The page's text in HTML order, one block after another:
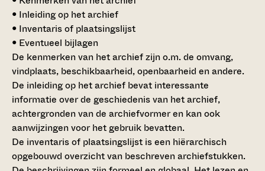
• Inleiding op het archief
• Inventaris of plaatsingslijst
• Eventueel bijlagen
De kenmerken van het archief zijn o.m. de omvang,
vindplaats, beschikbaarheid, openbaarheid en andere.
De inleiding op het archief bevat interessante
informatie over de geschiedenis van het archief,
achtergronden van de archiefvormer en kan ook
aanwijzingen voor het gebruik bevatten.
De inventaris of plaatsingslijst is een hiërarchisch
opgebouwd overzicht van beschreven archiefstukken.